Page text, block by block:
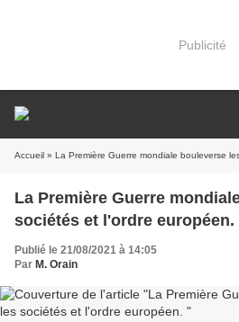
Publicité
Accueil » La Première Guerre mondiale bouleverse
La Première Guerre
sociétés et l'ordre européen.
Publié le 21/08/2021 à 14:05
Par M. Orain